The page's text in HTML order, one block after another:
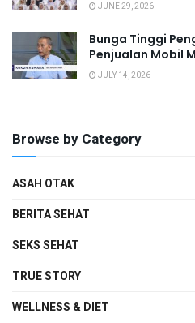
JUNE 29, 2026
Bunga Tinggi
Penjualan Mobil
JULY 14, 2026
Browse by Category
ASAH OTAK
BERITA SEHAT
SEKS SEHAT
TRUE STORY
WELLNESS & DIET